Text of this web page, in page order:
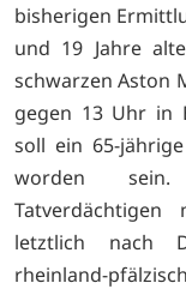
bisherigen
und 19 Jahre
schwarzen Aston
gegen 13 Uhr in
soll ein 65-
worden
letztlich nach
rheinland-